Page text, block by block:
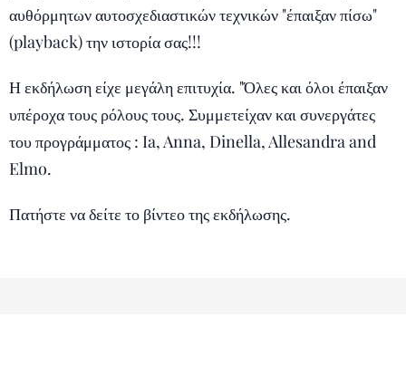
αυθόρμητων αυτοσχεδιαστικών τεχνικών "έπαιξαν πίσω"
(playback) την ιστορία σας!!!
Η εκδήλωση είχε μεγάλη επιτυχία. "Όλες και όλοι έπαιξαν
υπέροχα τους ρόλους τους. Συμμετείχαν και συνεργάτες
του προγράμματος : Ia, Anna, Dinella, Allesandra and
Elmo.
Πατήστε να δείτε το βίντεο της εκδήλωσης.